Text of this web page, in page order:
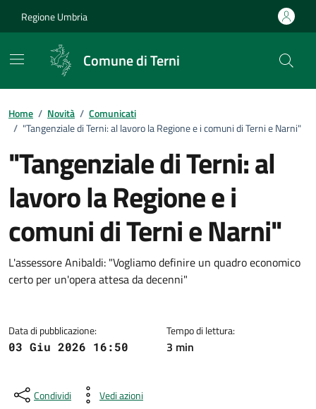
Regione Umbria
Comune di Terni
Home / Novità / Comunicati
/ "Tangenziale di Terni: al lavoro la Regione e i comuni di Terni e Narni"
"Tangenziale di Terni: al
lavoro la Regione e i
comuni di Terni e Narni"
Dettagli della notizia
L'assessore Anibaldi: "Vogliamo definire un quadro economico
certo per un'opera attesa da decenni"
Data di pubblicazione:
03 Giu 2026 16:50
Tempo di lettura:
3 min
Condividi Vedi azioni